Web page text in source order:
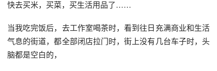
快去买米，买菜，买生活用品了……
当我吃完饭后，去工作室喝茶时，看到往日充满商业和生活
气息的街道，都全部闭店拉门时，街上没有几台车子时，头
脑都是空白的，